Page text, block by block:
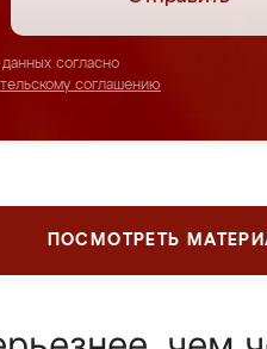
согласно
соглашению
ПОСМОТРЕТЬ